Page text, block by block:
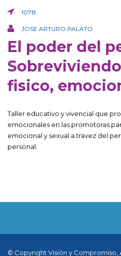
107B
JOSE ARTURO PALATO
El poder del
fisico,
Taller educativo y vivencial que
emocionales en las promotoras
emocional y sexual a travez del
personal.
© Copyright Visión y Compromiso,